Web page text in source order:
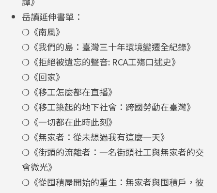
岳讀延伸書單：
❍《南風》
❍《我們的島：臺灣三十年環境變遷全紀錄》
❍《拒絕被遺忘的聲音: RCA工殤口述史》
❍《回家》
❍《移工怎麼都在直播》
❍《移工築起的地下社會：跨國勞動在臺灣》
❍《一切都在此時此刻》
❍《無家者：從未想過我有這麼一天》
❍《街頭的流離者：一名街頭社工與無家者的交
會微光》
❍《從囤積屋開始的重生：無家者與囤積戶，彼